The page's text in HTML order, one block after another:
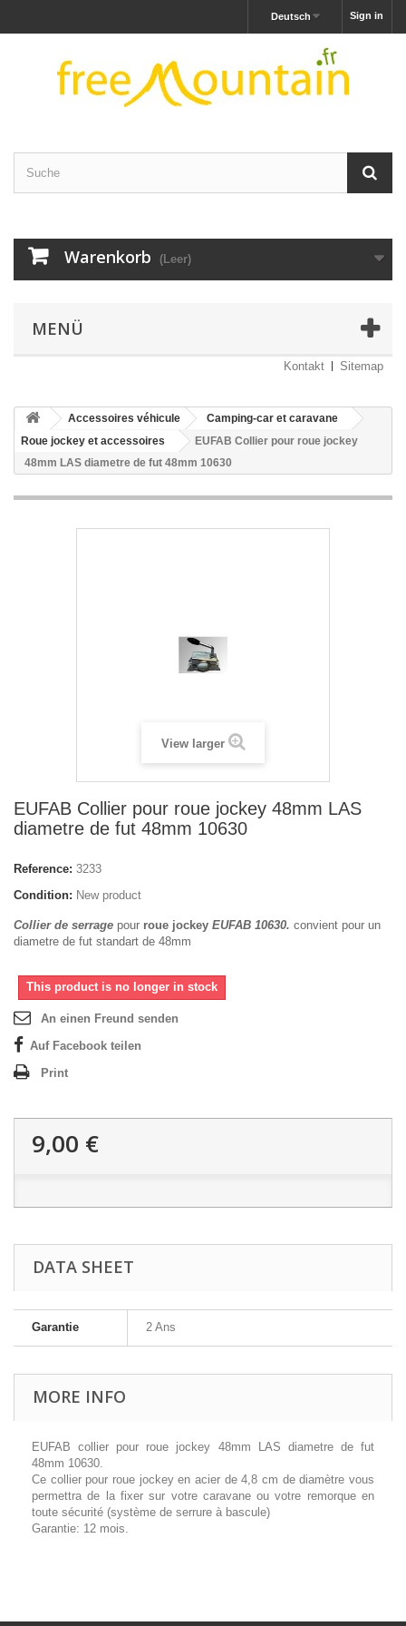
Sign in
Deutsch
Warenkorb (Leer)
MENÜ
Kontakt Sitemap
Accessoires véhicule
Camping-car et caravane
Roue jockey et accessoires
EUFAB Collier pour roue jockey
48mm LAS diametre de fut 48mm 10630
View larger
EUFAB Collier pour roue jockey 48mm LAS
diametre de fut 48mm 10630
Reference: 3233
Condition: New product
Collier de serrage pour roue jockey EUFAB 10630. convient pour un
diametre de fut standart de 48mm
This product is no longer in stock
An einen Freund senden
Auf Facebook teilen
Print
9,00 €
DATA SHEET
Garantie 2 Ans
MORE INFO
EUFAB collier pour roue jockey 48mm LAS diametre de fut
48mm 10630.
Ce collier pour roue jockey en acier de 4,8 cm de diamètre vous
permettra de la fixer sur votre caravane ou votre remorque en
toute sécurité (système de serrure à bascule)
Garantie: 12 mois.